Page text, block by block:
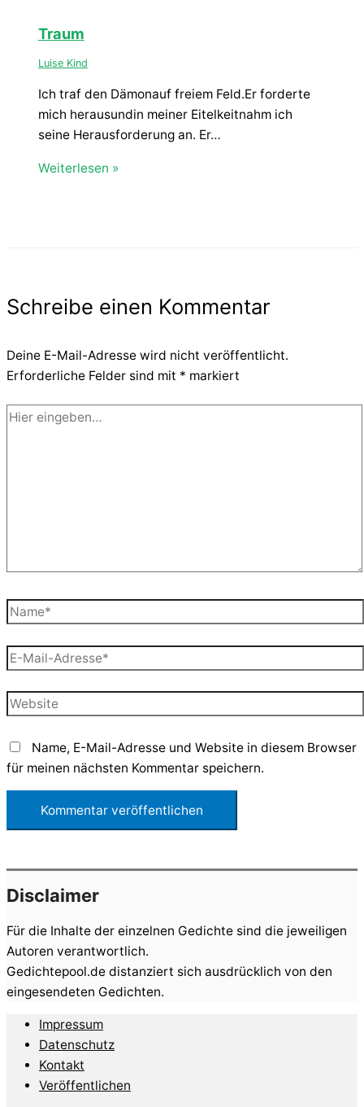
Traum
Luise Kind
Ich traf den Dämonauf freiem Feld.Er forderte
mich herausundin meiner Eitelkeitnahm ich
seine Herausforderung an. Er…
Weiterlesen »
Schreibe einen Kommentar
Deine E-Mail-Adresse wird nicht veröffentlicht.
Erforderliche Felder sind mit * markiert
Hier
Name*
E-
Mail-
Adresse*
Website
Name, E-Mail-Adresse und Website in diesem Browser
für meinen nächsten Kommentar speichern.
Disclaimer
Für die Inhalte der einzelnen Gedichte sind die jeweiligen
Autoren verantwortlich.
Gedichtepool.de distanziert sich ausdrücklich von den
eingesendeten Gedichten.
Impressum
Datenschutz
Kontakt
Veröffentlichen